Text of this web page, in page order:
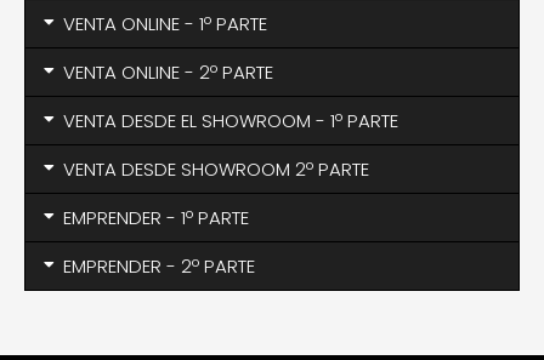
VENTA ONLINE - 1º PARTE
VENTA ONLINE - 2º PARTE
VENTA DESDE EL SHOWROOM - 1º PARTE
VENTA DESDE SHOWROOM 2º PARTE
EMPRENDER - 1º PARTE
EMPRENDER - 2º PARTE